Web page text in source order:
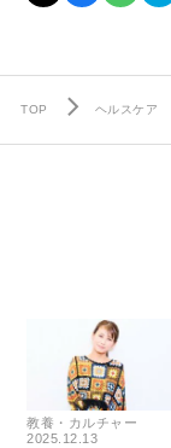
TOP ヘルスケア
教養・カルチャー
2025.12.13